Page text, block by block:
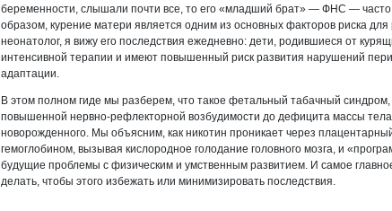
беременности, слышали почти все, то его «младший брат» — ФНС — часто
образом, курение матери является одним из основных факторов риска для
неонатолог, я вижу его последствия ежедневно: дети, родившиеся от
интенсивной терапии и имеют повышенный риск развития нарушений
адаптации.
В этом полном гиде мы разберем, что такое фетальный табачный
повышенной нервно-рефлекторной возбудимости до дефицита массы
новорожденного. Мы объясним, как никотин проникает через
гемоглобином, вызывая кислородное голодание головного мозга, и
будущие проблемы с физическим и умственным развитием. И самое
делать, чтобы этого избежать или минимизировать последствия.